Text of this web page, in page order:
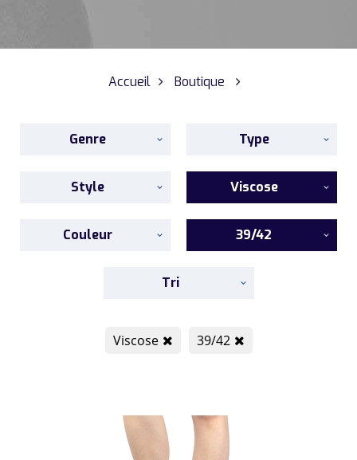
Accueil Boutique
Genre Type
Style Viscose
Couleur 39/42
Tri
Viscose 39/42